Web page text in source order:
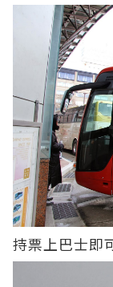
持票上巴士即